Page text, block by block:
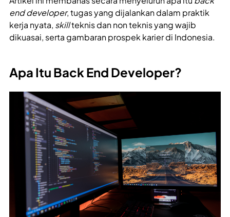
end developer, tugas yang dijalankan dalam praktik
kerja nyata, skillteknis dan non teknis yang wajib
dikuasai, serta gambaran prospek karier di Indonesia.
Apa Itu Back End Developer?